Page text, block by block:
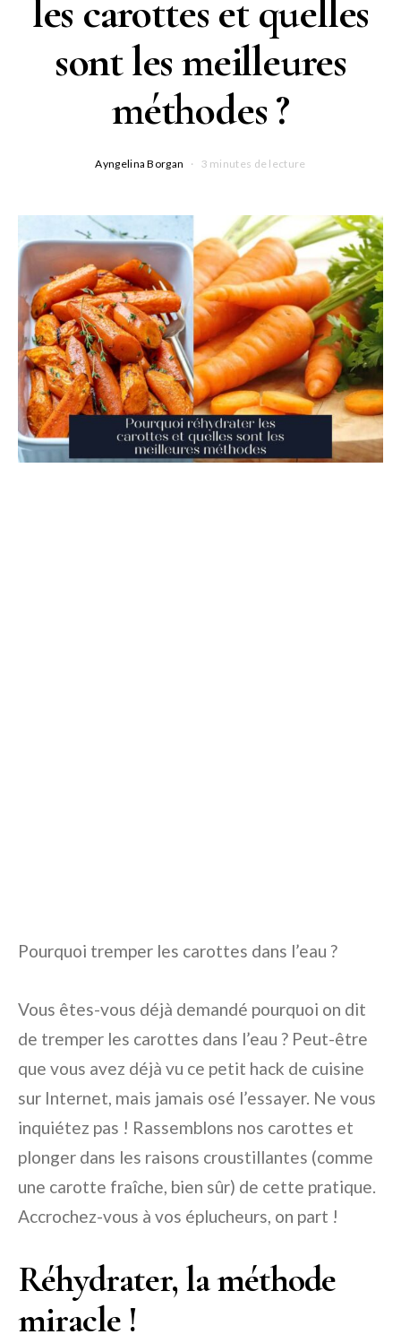
les carottes et quelles
sont les meilleures
méthodes ?
Ayngelina Borgan 3 minutes de lecture
Pourquoi tremper les carottes dans l’eau ?
Vous êtes-vous déjà demandé pourquoi on dit
de tremper les carottes dans l’eau ? Peut-être
que vous avez déjà vu ce petit hack de cuisine
sur Internet, mais jamais osé l’essayer. Ne vous
inquiétez pas ! Rassemblons nos carottes et
plonger dans les raisons croustillantes (comme
une carotte fraîche, bien sûr) de cette pratique.
Accrochez-vous à vos éplucheurs, on part !
Réhydrater, la méthode
miracle !